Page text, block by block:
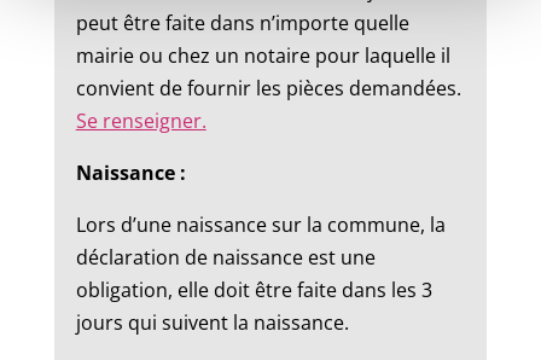
peut être faite dans n’importe quelle
mairie ou chez un notaire pour laquelle il
convient de fournir les pièces demandées.
Se renseigner.
Naissance :
Lors d’une naissance sur la commune, la
déclaration de naissance est une
obligation, elle doit être faite dans les 3
jours qui suivent la naissance.